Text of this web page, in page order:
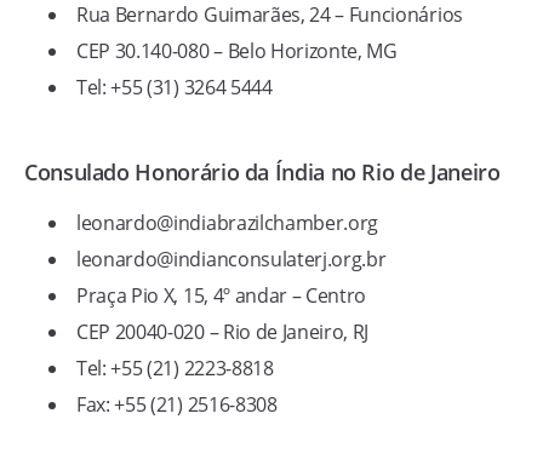
Rua Bernardo Guimarães, 24 – Funcionários
CEP 30.140-080 – Belo Horizonte, MG
Tel: +55 (31) 3264 5444
Consulado Honorário da Índia no Rio de Janeiro
leonardo@indiabrazilchamber.org
leonardo@indianconsulaterj.org.br
Praça Pio X, 15, 4º andar – Centro
CEP 20040-020 – Rio de Janeiro, RJ
Tel: +55 (21) 2223-8818
Fax: +55 (21) 2516-8308